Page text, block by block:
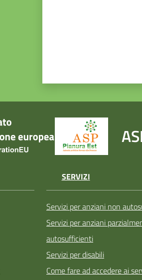
SERVIZI
Servizi per anziani non
Servizi per anziani
autosufficienti
Servizi per disabili
Come fare ad accedere ai